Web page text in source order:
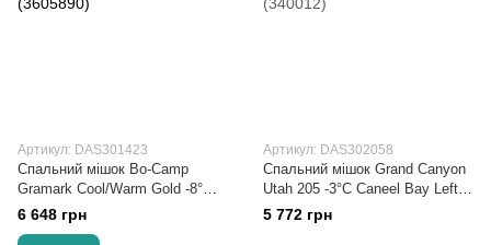
Артикул: DAS301423
Спальний мішок Bo-Camp
Gramark Cool/Warm Gold -8°
Red/Grey (3605890)
6 648 грн
Артикул: DAS302058
Спальний мішок Grand Canyon
Utah 205 -3°C Caneel Bay Left
(340012)
5 772 грн